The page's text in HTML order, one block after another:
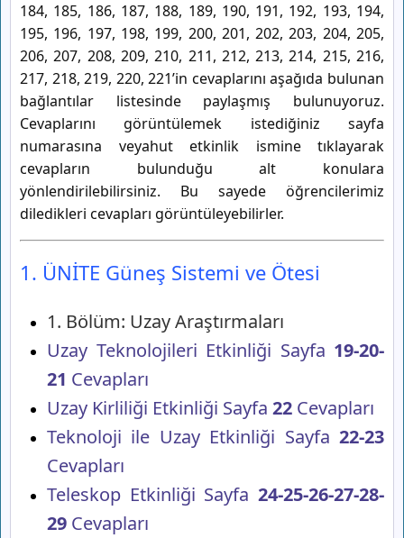
184, 185, 186, 187, 188, 189, 190, 191, 192, 193, 194,
195, 196, 197, 198, 199, 200, 201, 202, 203, 204, 205,
206, 207, 208, 209, 210, 211, 212, 213, 214, 215, 216,
217, 218, 219, 220, 221’in cevaplarını aşağıda bulunan
bağlantılar listesinde paylaşmış bulunuyoruz.
Cevaplarını görüntülemek istediğiniz sayfa
numarasına veyahut etkinlik ismine tıklayarak
cevapların bulunduğu alt konulara
yönlendirilebilirsiniz. Bu sayede öğrencilerimiz
diledikleri cevapları görüntüleyebilirler.
1. ÜNİTE Güneş Sistemi ve Ötesi
1. Bölüm: Uzay Araştırmaları
Uzay Teknolojileri Etkinliği Sayfa 19-20-
21 Cevapları
Uzay Kirliliği Etkinliği Sayfa 22 Cevapları
Teknoloji ile Uzay Etkinliği Sayfa 22-23
Cevapları
Teleskop Etkinliği Sayfa 24-25-26-27-28-
29 Cevapları